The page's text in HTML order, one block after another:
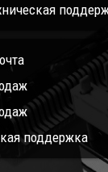
поддержка